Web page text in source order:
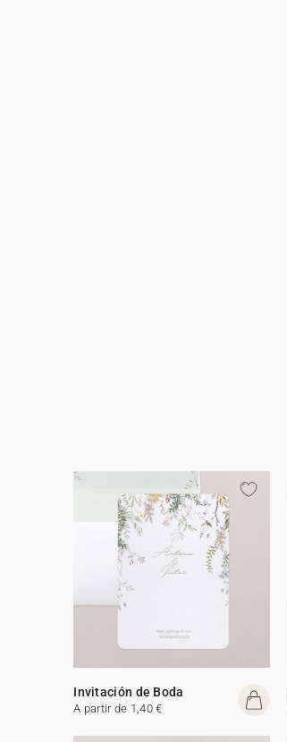
Invitación de Boda
A partir de 1,40 €